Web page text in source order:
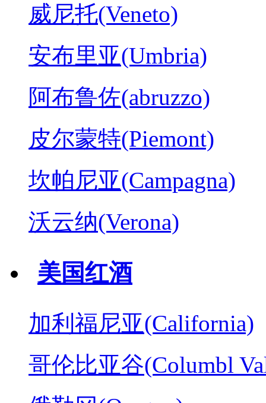
威尼托(Veneto)
安布里亚(Umbria)
阿布鲁佐(abruzzo)
皮尔蒙特(Piemont)
坎帕尼亚(Campagna)
沃云纳(Verona)
美国红酒
加利福尼亚(California)
哥伦比亚谷(Columbl